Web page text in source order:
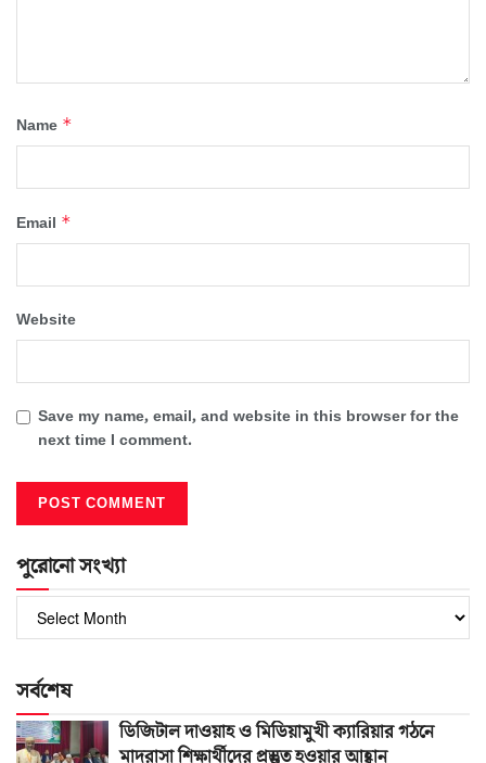
Name *
Email *
Website
Save my name, email, and website in this browser for the
next time I comment.
পুরোনো সংখ্যা
পুরোনো
সংখ্যা
সর্বশেষ
ডিজিটাল দাওয়াহ ও মিডিয়ামুখী ক্যারিয়ার গঠনে